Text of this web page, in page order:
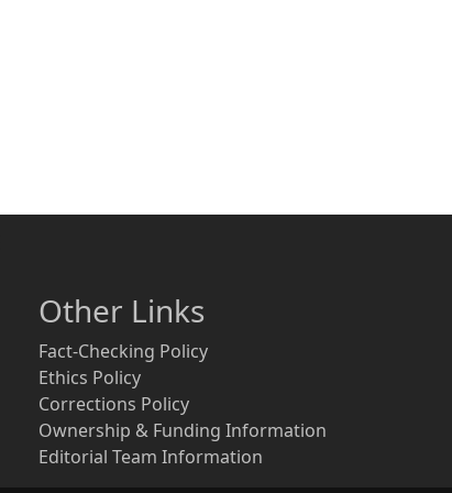
Other Links
Fact-Checking Policy
Ethics Policy
Corrections Policy
Ownership & Funding Information
Editorial Team Information